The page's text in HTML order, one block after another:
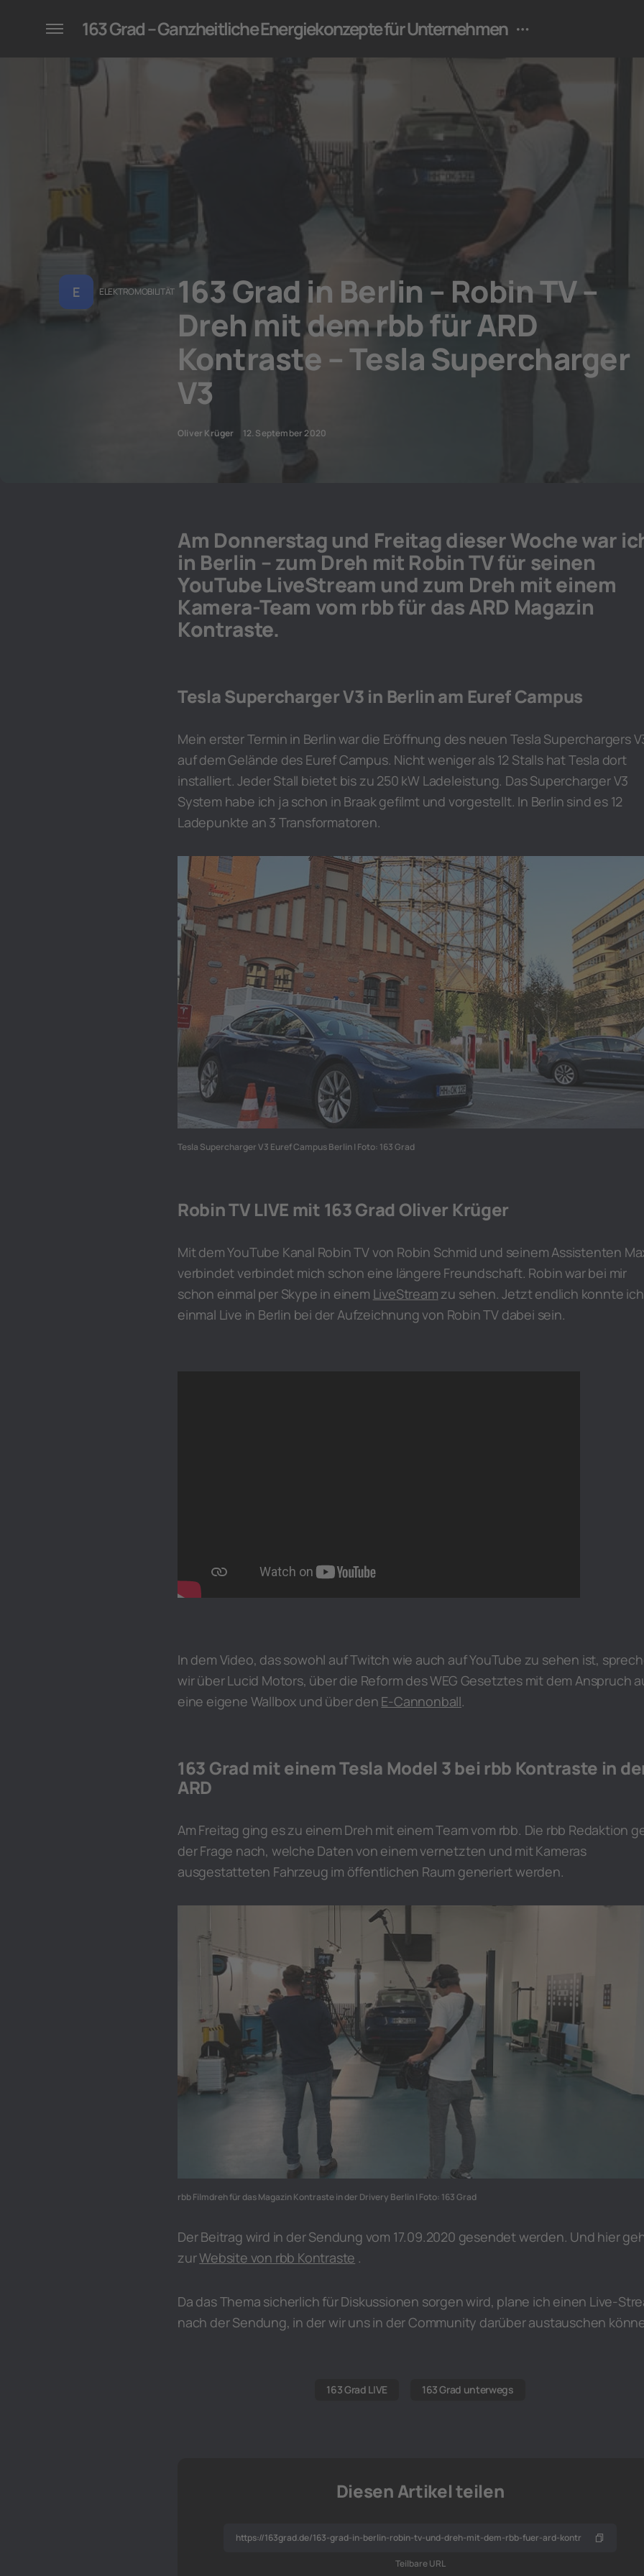
für Unternehmen
163 Grad – Ganzheitliche Energiekonzepte für Unternehmen
E ELEKTROMOBILITÄT 163 Grad in Berlin – Robin TV –
Dreh mit dem rbb für ARD
Kontraste – Tesla Supercharger
V3
Oliver Krüger 12. September 2020
Am Donnerstag und Freitag dieser Woche war
in Berlin – zum Dreh mit Robin TV für seinen
YouTube LiveStream und zum Dreh mit einem
Kamera-Team vom rbb für das ARD Magazin
Kontraste.
Tesla Supercharger V3 in Berlin am Euref Campus
Mein erster Termin in Berlin war die Eröffnung des neuen Tesla Superchargers
auf dem Gelände des Euref Campus. Nicht weniger als 12 Stalls hat Tesla dort
installiert. Jeder Stall bietet bis zu 250 kW Ladeleistung. Das Supercharger V3
System habe ich ja schon in Braak gefilmt und vorgestellt. In Berlin sind es 12
Ladepunkte an 3 Transformatoren.
Tesla Supercharger V3 Euref Campus Berlin | Foto: 163 Grad
Robin TV LIVE mit 163 Grad Oliver Krüger
Mit dem YouTube Kanal Robin TV von Robin Schmid und seinem Assistenten
verbindet verbindet mich schon eine längere Freundschaft. Robin war bei mir
schon einmal per Skype in einem LiveStreamzu sehen. Jetzt endlich konnte ich
einmal Live in Berlin bei der Aufzeichnung von Robin TV dabei sein.
In dem Video, das sowohl auf Twitch wie auch auf YouTube zu sehen ist,
wir über Lucid Motors, über die Reform des WEG Gesetztes mit dem Anspruch
eine eigene Wallbox und über den E-Cannonball.
163 Grad mit einem Tesla Model 3 bei rbb Kontraste in
ARD
Am Freitag ging es zu einem Dreh mit einem Team vom rbb. Die rbb Redaktion
der Frage nach, welche Daten von einem vernetzten und mit Kameras
ausgestatteten Fahrzeug im öffentlichen Raum generiert werden.
rbb Filmdreh für das Magazin Kontraste in der Drivery Berlin | Foto: 163 Grad
Der Beitrag wird in der Sendung vom 17.09.2020 gesendet werden. Und hier
zurWebsite von rbb Kontraste .
Da das Thema sicherlich für Diskussionen sorgen wird, plane ich einen Live-
nach der Sendung, in der wir uns in der Community darüber austauschen
163 Grad LIVE 163 Grad unterwegs
Diesen Artikel teilen
Teilbare URL